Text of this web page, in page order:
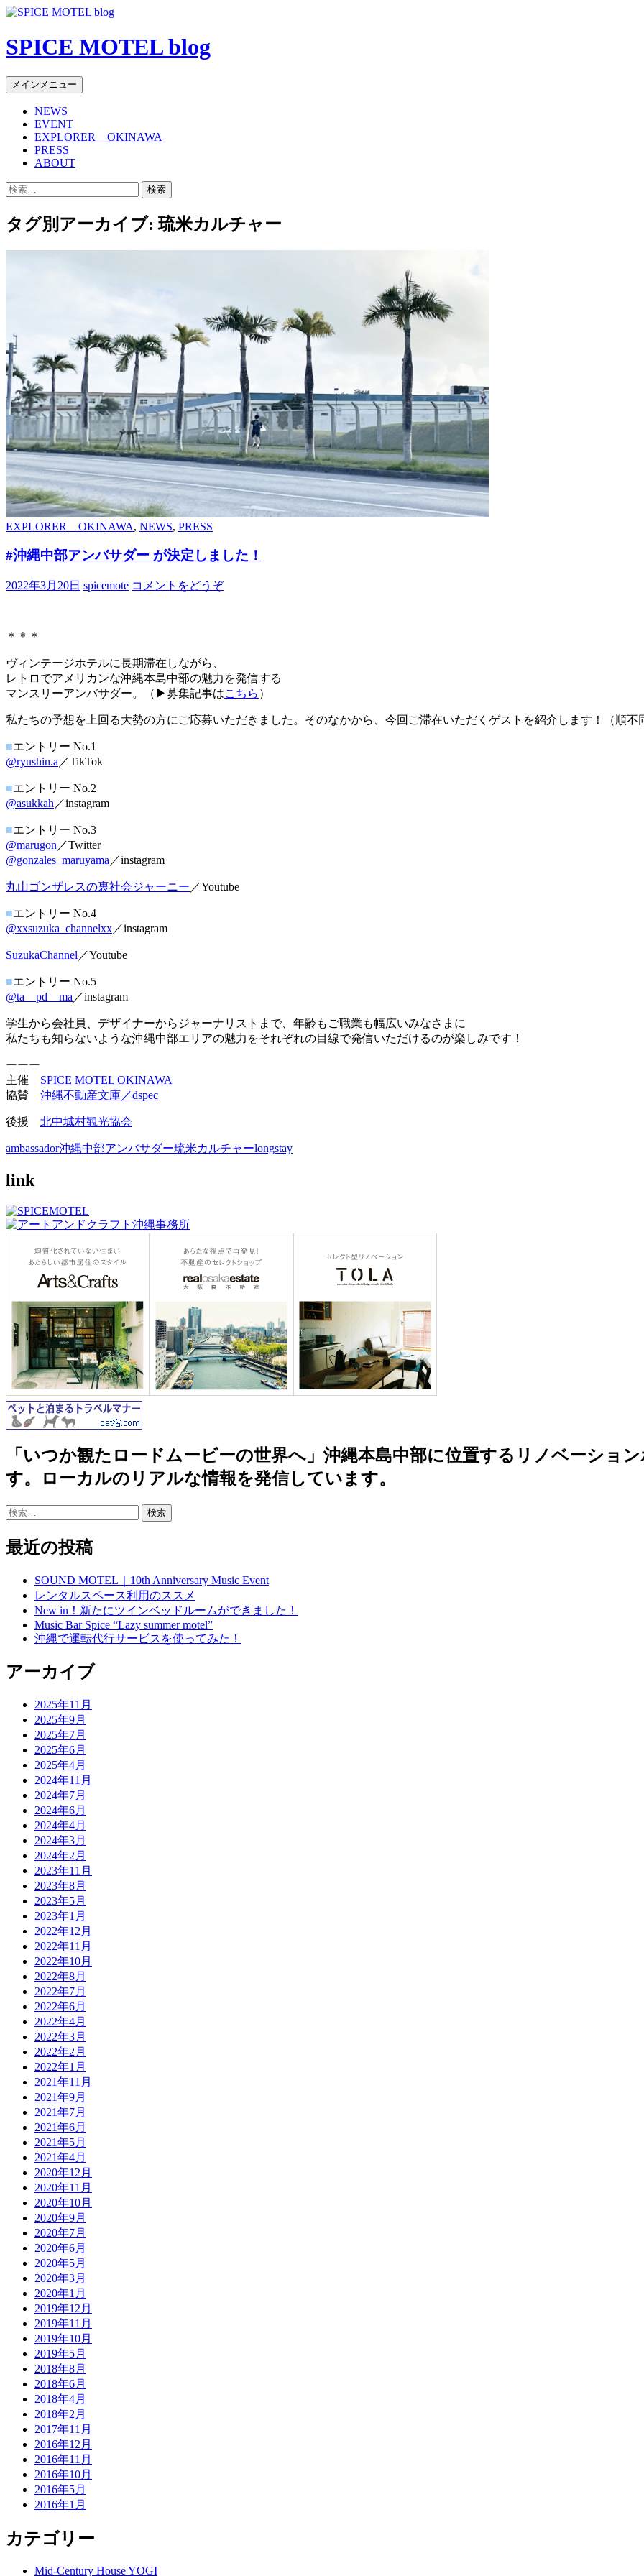
SPICE MOTEL blog
検
索
メインメニュー コ
ツ
NEWS
EVENT
EXPLORER OKINAWA
PRESS
ABOUT
検
タグ別アーカイブ: 琉米カルチャー
EXPLORER OKINAWA, NEWS, PRESS
#沖縄中部アンバサダー が決定しました！
2022年3月20日 spicemote コメントをどうぞ
＊＊＊
ヴィンテージホテルに長期滞在しながら、
レトロでアメリカンな沖縄本島中部の魅力を発信する
マンスリーアンバサダー。（▶︎募集記事はこちら ）
私たちの予想を上回る大勢の方にご応募いただきました。そのなかから、今回ご滞在いただくゲストを紹介します！（順不
■エントリー No.1
@ryushin.a ／TikTok
■エントリー No.2
@asukkah ／instagram
■エントリー No.3
@marugon ／Twitter
@gonzales_maruyama ／instagram
丸山ゴンザレスの裏社会ジャーニー ／Youtube
■エントリー No.4
@xxsuzuka_channelxx／instagram
SuzukaChannel ／Youtube
■エントリー No.5
@ta__pd__ma ／instagram
学生から会社員、デザイナーからジャーナリストまで、年齢もご職業も幅広いみなさまに
私たちも知らないような沖縄中部エリアの魅力をそれぞれの目線で発信いただけるのが楽しみです！
ーーー
主催 SPICE MOTEL OKINAWA
協賛 沖縄不動産文庫／dspec
後援 北中城村観光協会
ambassador沖縄中部アンバサダー琉米カルチャーlongstay
link
「いつか観たロードムービーの世界へ」沖縄本島中部に位置するリノベーショ
す。ローカルのリアルな情報を発信しています。
検
最近の投稿
SOUND MOTEL｜10th Anniversary Music Event
レンタルスペース利用のススメ
New in！新たにツインベッドルームができました！
Music Bar Spice “Lazy summer motel”
沖縄で運転代行サービスを使ってみた！
アーカイブ
2025年11月
2025年9月
2025年7月
2025年6月
2025年4月
2024年11月
2024年7月
2024年6月
2024年4月
2024年3月
2024年2月
2023年11月
2023年8月
2023年5月
2023年1月
2022年12月
2022年11月
2022年10月
2022年8月
2022年7月
2022年6月
2022年4月
2022年3月
2022年2月
2022年1月
2021年11月
2021年9月
2021年7月
2021年6月
2021年5月
2021年4月
2020年12月
2020年11月
2020年10月
2020年9月
2020年7月
2020年6月
2020年5月
2020年3月
2020年1月
2019年12月
2019年11月
2019年10月
2019年5月
2018年8月
2018年6月
2018年4月
2018年2月
2017年11月
2016年12月
2016年11月
2016年10月
2016年5月
2016年1月
カテゴリー
Mid-Century House YOGI